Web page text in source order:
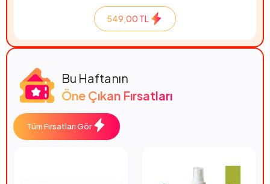
549,00 TL
Bu Haftanın
Öne Çıkan Fırsatları
Tüm Fırsatları Gör